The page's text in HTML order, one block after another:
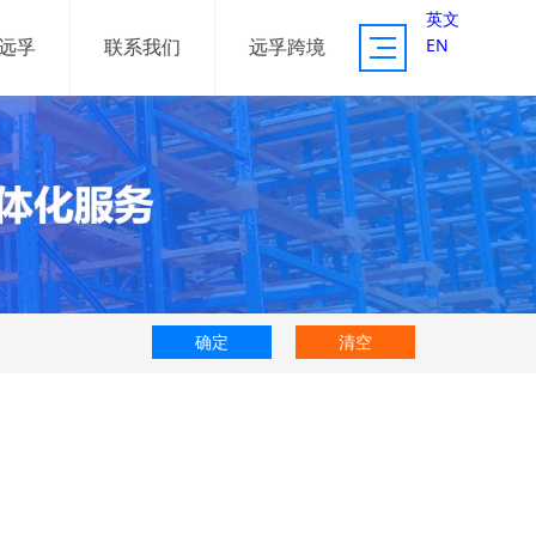
孚 联系我们 远孚跨境
供应链服务
资源体系
服务案例
英文
EN
确定 清空